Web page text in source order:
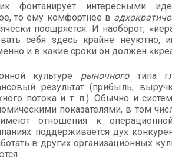
фонтанирует интересными
то ему комфортнее в
поощряется. И наоборот,
себя здесь крайне неуютно,
и в какие сроки он должен
культуре рыночного типа
результат (прибыль,
потока и т. п.). Обычно и
показателями, в том
отношения к
поддерживается дух
в других организационных